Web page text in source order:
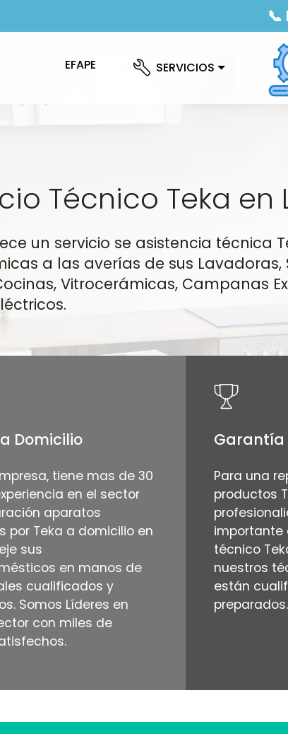
EFAPE SERVICIOS
Técnico Teka en
un servicio se asistencia
a las averías de sus
Vitrocerámicas, Campanas
Domicilio
tiene mas de 30
en el sector
aparatos
por Teka a domicilio en
sus
en manos de
cualificados y
Somos Líderes en
con miles de
Garantía
Para una
productos
importante
técnico
nuestros
están
preparados.